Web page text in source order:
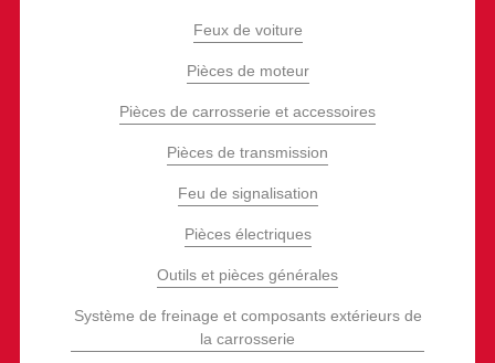
Feux de voiture
Pièces de moteur
Pièces de carrosserie et accessoires
Pièces de transmission
Feu de signalisation
Pièces électriques
Outils et pièces générales
Système de freinage et composants extérieurs de
la carrosserie